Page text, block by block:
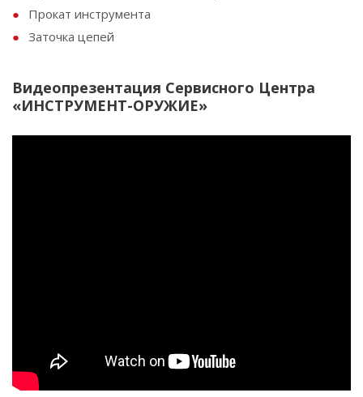
Прокат инструмента
Заточка цепей
Видеопрезентация Сервисного Центра
«ИНСТРУМЕНТ-ОРУЖИЕ»